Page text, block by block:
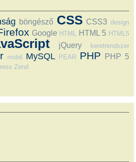
böngésző CSS CSS3 design
Google HTML HTML 5 HTML5
jQuery keretrendszer
mobil MySQL PEAR PHP PHP 5
Zend